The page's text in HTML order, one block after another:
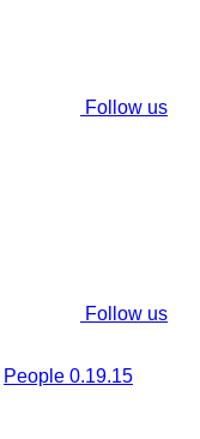
Follow us
Follow us
People 0.19.15